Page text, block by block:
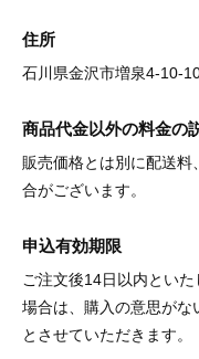
住所
石川県金沢市増泉4-10-
商品代金以外の料金の
販売価格とは別に配送
合がございます。
申込有効期限
ご注文後14日以内とい
場合は、購入の意思が
とさせていただきます。